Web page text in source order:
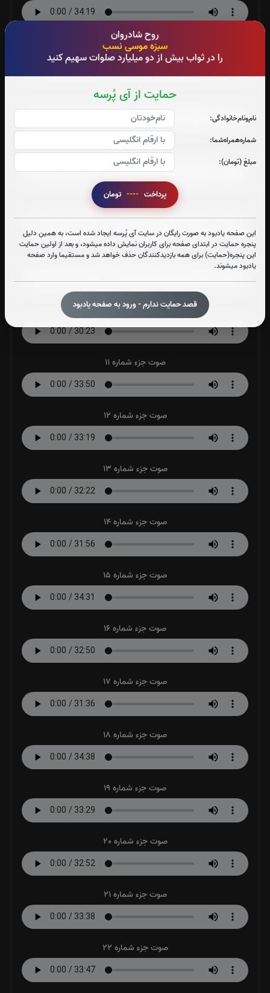
روح شادروان
سبزه موسی نسب
را در ثواب بیش از دو میلیارد صلوات سهیم کنید
حمایت از آی پُرسه
نام‌و‌نام‌خانوادگی:
شماره‌همراه‌شما:
مبلغ (تومان):
پرداخت ----
این صفحه یادبود به صورت رایگان در سایت آی پُرسه ایجاد شده است، به همین دلیل
پنجره حمایت در ابتدای صفحه برای کاربران نمایش داده میشود، و بعد از اولین حمایت
این پنجره(حمایت) برای همه بازدیدکنندگان حذف خواهد شد و مستقیما وارد صفحه
یادبود میشوند.
قصد حمایت ندارم - ورود به صفحه یادبود
صوت جزء شماره 5
صوت جزء شماره 6
صوت جزء شماره 7
صوت جزء شماره 8
صوت جزء شماره 9
صوت جزء شماره 10
صوت جزء شماره 11
صوت جزء شماره 12
صوت جزء شماره 13
صوت جزء شماره 14
صوت جزء شماره 15
صوت جزء شماره 16
صوت جزء شماره 17
صوت جزء شماره 18
صوت جزء شماره 19
صوت جزء شماره 20
صوت جزء شماره 21
صوت جزء شماره 22